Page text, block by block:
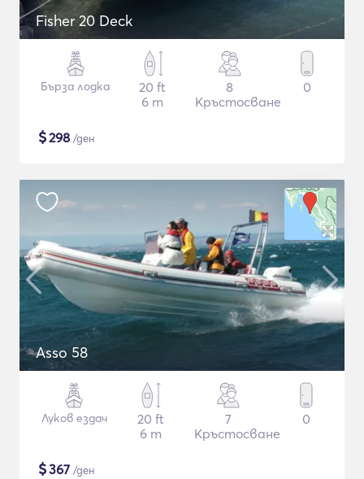
Fisher 20 Deck
Бърза лодка
20 ft
6 m
8
Кръстосване
0
$298 /ден
Asso 58
Луков ездач
20 ft
6 m
7
Кръстосване
0
$367 /ден